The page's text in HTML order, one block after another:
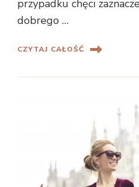
przypadku chęci
dobrego …
CZYTAJ CAŁOŚĆ